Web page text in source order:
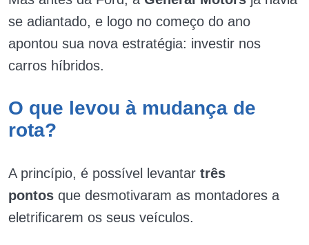
se adiantado, e logo no começo do ano
apontou sua nova estratégia: investir nos
carros híbridos.
O que levou à mudança de
rota?
A princípio, é possível levantar três
pontos que desmotivaram as montadores a
eletrificarem os seus veículos.